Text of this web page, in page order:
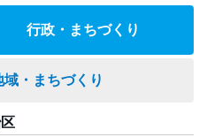
行政・まちづくり
域・まちづくり